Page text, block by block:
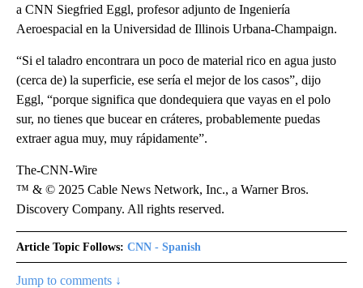
a CNN Siegfried Eggl, profesor adjunto de Ingeniería
Aeroespacial en la Universidad de Illinois Urbana-Champaign.
“Si el taladro encontrara un poco de material rico en agua justo
(cerca de) la superficie, ese sería el mejor de los casos”, dijo
Eggl, “porque significa que dondequiera que vayas en el polo
sur, no tienes que bucear en cráteres, probablemente puedas
extraer agua muy, muy rápidamente”.
The-CNN-Wire
™ & © 2025 Cable News Network, Inc., a Warner Bros.
Discovery Company. All rights reserved.
Article Topic Follows: CNN - Spanish
Jump to comments ↓